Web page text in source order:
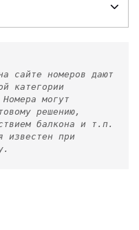
сайте номеров дают
категории
могут
решению,
балкона и т.п.
известен при